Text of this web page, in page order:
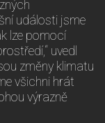
události jsme
lze pomocí
uvedl
změny klimatu
všichni hrát
výrazně